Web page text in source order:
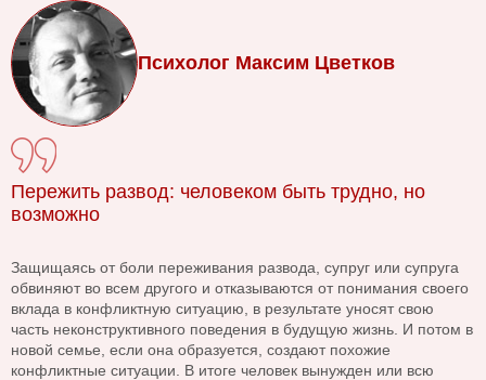
Психолог Максим Цветков
Пережить развод: человеком быть трудно, но
возможно
Защищаясь от боли переживания развода, супруг или супруга
обвиняют во всем другого и отказываются от понимания своего
вклада в конфликтную ситуацию, в результате уносят свою
часть неконструктивного поведения в будущую жизнь. И потом в
новой семье, если она образуется, создают похожие
конфликтные ситуации. В итоге человек вынужден или всю